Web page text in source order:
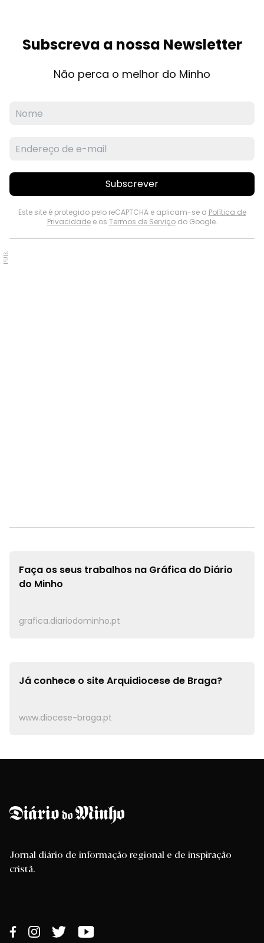
Subscreva a nossa Newsletter
Não perca o melhor do Minho
Subscrever
Este site é protegido pelo reCAPTCHA e aplicam-se a Política de
Privacidadee os Termos de Serviçodo Google.
PUB.
Faça os seus trabalhos na Gráfica do Diário
do Minho
grafica.diariodominho.pt
Já conhece o siteArquidiocese de Braga?
www.diocese-braga.pt
Jornal diário de informação regional e de inspiração
cristã.